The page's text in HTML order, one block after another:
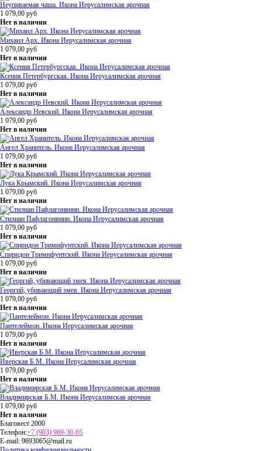
Неупиваемая чаша. Икона Иерусалимская арочная
1 079,00 руб
Нет в наличии
Михаил Арх. Икона Иерусалимская арочная
1 079,00 руб
Нет в наличии
Ксения Петербургская. Икона Иерусалимская арочная
1 079,00 руб
Нет в наличии
Александр Невский. Икона Иерусалимская арочная
1 079,00 руб
Нет в наличии
Ангел Хранитель. Икона Иерусалимская арочная
1 079,00 руб
Нет в наличии
Лука Крымский. Икона Иерусалимская арочная
1 079,00 руб
Нет в наличии
Стилиан Пафлагонянин. Икона Иерусалимская арочная
1 079,00 руб
Нет в наличии
Спиридон Тримифунтский. Икона Иерусалимская арочная
1 079,00 руб
Нет в наличии
Георгий, убивающий змея. Икона Иерусалимская арочная
1 079,00 руб
Нет в наличии
Пантелеймон. Икона Иерусалимская арочная
1 079,00 руб
Нет в наличии
Иверская Б.М. Икона Иерусалимская арочная
1 079,00 руб
Нет в наличии
Владимирская Б.М. Икона Иерусалимская арочная
1 079,00 руб
Нет в наличии
Благовест 2000
Телефон:+7 (903) 969-30-65
E-mail: 9693065@mail.ru